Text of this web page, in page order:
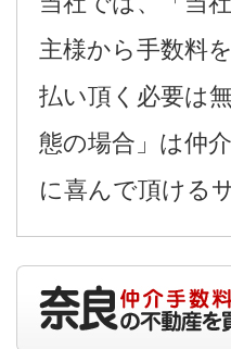
主様から手数料
払い頂く必要は
態の場合」は仲
に喜んで頂ける